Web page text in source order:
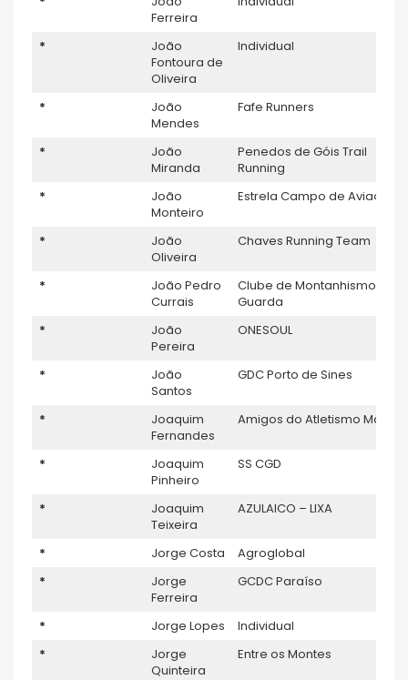
Ferreira
*
João
Fontoura de
Oliveira
Individual
*
João
Mendes
Fafe Runners
*
João
Miranda
Penedos de Góis Trail
Running
*
João
Monteiro
Estrela Campo de Aviação
*
João
Oliveira
Chaves Running Team
*
João Pedro
Currais
Clube de Montanhismo da
Guarda
*
João
Pereira
ONESOUL
*
João
Santos
GDC Porto de Sines
*
Joaquim
Fernandes
Amigos do Atletismo Magna
*
Joaquim
Pinheiro
SS CGD
*
Joaquim
Teixeira
AZULAICO – LIXA
* Jorge Costa
Agroglobal
*
Jorge
Ferreira
GCDC Paraíso
* Jorge Lopes
Individual
*
Jorge
Quinteira
Entre os Montes